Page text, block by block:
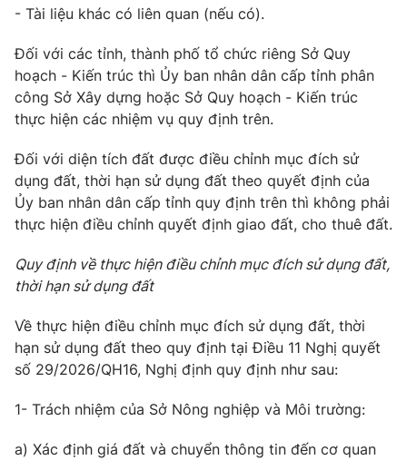
Ðiện thoại Thời báo VTV:
024.66 897 897
Email:toasoan@vtv.vn
Liên hệ quảng cáo:024-7300.7108
® Cấm sao chép dưới mọi hình thức nếu không có sự chấp
thuận bằng văn bản. Ghi rõ nguồn VTV.vn khi phát hành lại
thông tin từ website này.
- Tài liệu khác có liên quan (nếu có).
Đối với các tỉnh, thành phố tổ chức riêng Sở Quy
hoạch - Kiến trúc thì Ủy ban nhân dân cấp tỉnh phân
công Sở Xây dựng hoặc Sở Quy hoạch - Kiến trúc
thực hiện các nhiệm vụ quy định trên.
Đối với diện tích đất được điều chỉnh mục đích sử
dụng đất, thời hạn sử dụng đất theo quyết định của
Ủy ban nhân dân cấp tỉnh quy định trên thì không phải
thực hiện điều chỉnh quyết định giao đất, cho thuê đất.
Quy định về thực hiện điều chỉnh mục đích sử dụng đất,
thời hạn sử dụng đất
Về thực hiện điều chỉnh mục đích sử dụng đất, thời
hạn sử dụng đất theo quy định tại Điều 11 Nghị quyết
số 29/2026/QH16, Nghị định quy định như sau:
1- Trách nhiệm của Sở Nông nghiệp và Môi trường:
a) Xác định giá đất và chuyển thông tin đến cơ quan